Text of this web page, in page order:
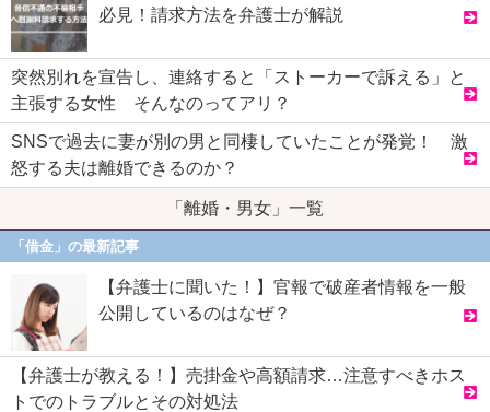
必見！請求方法を弁護士が解説
突然別れを宣告し、連絡すると「ストーカーで訴える」と
主張する女性 そんなのってアリ？
SNSで過去に妻が別の男と同棲していたことが発覚！ 激
怒する夫は離婚できるのか？
「離婚・男女」一覧
「借金」の最新記事
【弁護士に聞いた！】官報で破産者情報を一般
公開しているのはなぜ？
【弁護士が教える！】売掛金や高額請求…注意すべきホス
トでのトラブルとその対処法